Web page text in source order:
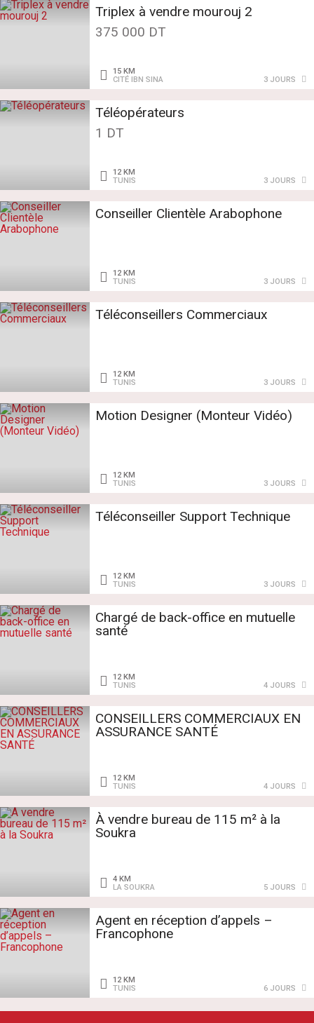
Triplex à vendre mourouj 2
375 000 DT
15 KM
CITÉ IBN SINA
3 JOURS
Téléopérateurs
1 DT
12 KM
TUNIS
3 JOURS
Conseiller Clientèle Arabophone
12 KM
TUNIS
3 JOURS
Téléconseillers Commerciaux
12 KM
TUNIS
3 JOURS
Motion Designer (Monteur Vidéo)
12 KM
TUNIS
3 JOURS
Téléconseiller Support Technique
12 KM
TUNIS
3 JOURS
Chargé de back-office en mutuelle
santé
12 KM
TUNIS
4 JOURS
CONSEILLERS COMMERCIAUX EN
ASSURANCE SANTÉ
12 KM
TUNIS
4 JOURS
À vendre bureau de 115 m² à la
Soukra
4 KM
LA SOUKRA
5 JOURS
Agent en réception d’appels –
Francophone
12 KM
TUNIS
6 JOURS